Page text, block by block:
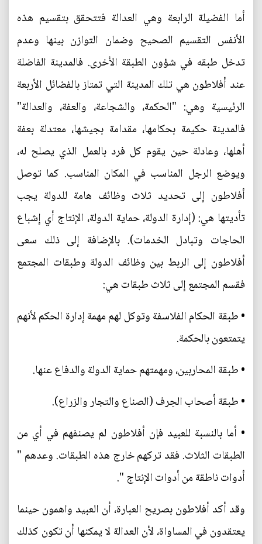
أما الفضيلة الرابعة وهي العدالة فتتحقق بتقسيم هذه
الأنفس التقسيم الصحيح وضمان التوازن بينها وعدم
تدخل طبقه في شؤون الطبقة الأخرى. فالمدينة الفاضلة
عند أفلاطون هي تلك المدينة التي تمتاز بالفضائل الأربعة
الرئيسية وهي: "الحكمة، والشجاعة، والعفة، والعدالة"
فالمدينة حكيمة بحكامها، مقدامة بجيشها، معتدلة بعفة
أهلها، وعادلة حين يقوم كل فرد بالعمل الذي يصلح له،
ويوضع الرجل المناسب في المكان المناسب. كما توصل
أفلاطون إلى تحديد ثلاث وظائف هامة للدولة يجب
تأديتها هي: (إدارة الدولة، حماية الدولة، الإنتاج أي إشباع
الحاجات وتبادل الخدمات). بالإضافة إلى ذلك سعى
أفلاطون إلى الربط بين وظائف الدولة وطبقات المجتمع
فقسم المجتمع إلى ثلاث طبقات هي:
• طبقة الحكام الفلاسفة وتوكل لهم مهمة إدارة الحكم لأنهم
يتمتعون بالحكمة.
• طبقة المحاربين، ومهمتهم حماية الدولة والدفاع عنها.
• طبقة أصحاب الحِرف (الصناع والتجار والزراع).
• أما بالنسبة للعبيد فإن أفلاطون لم يصنفهم في أي من
الطبقات الثلاث. فقد تركهم خارج هذه الطبقات. وعدهم "
أدوات ناطقة من أدوات الإنتاج ".
وقد أكد أفلاطون بصريح العبارة، أن العبيد واهمون حينما
يعتقدون في المساواة، لأن العدالة لا يمكنها أن تكون كذلك